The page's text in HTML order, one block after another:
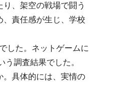
、架空の戦場で闘う
責任感が生じ、学校
した。ネットゲームに
調査結果でした。
。具体的には、実情の